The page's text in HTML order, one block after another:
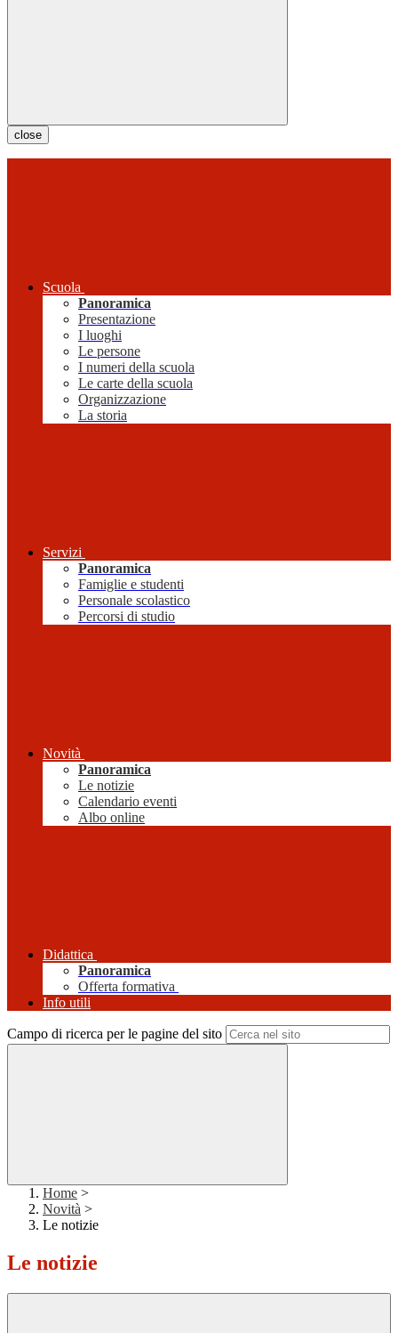
close
Scuola
Panoramica
Presentazione
I luoghi
Le persone
I numeri della scuola
Le carte della scuola
Organizzazione
La storia
Servizi
Panoramica
Famiglie e studenti
Personale scolastico
Percorsi di studio
Novità
Panoramica
Le notizie
Calendario eventi
Albo online
Didattica
Panoramica
Offerta formativa
Info utili
Campo di ricerca per le pagine del sito
Home >
Novità >
Le notizie
Le notizie